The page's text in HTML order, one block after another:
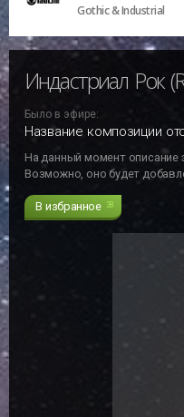
Gothic & Industrial
Было в эфире:
Название композиции
На данный момент описание
Возможно, оно будет
В избранное 38